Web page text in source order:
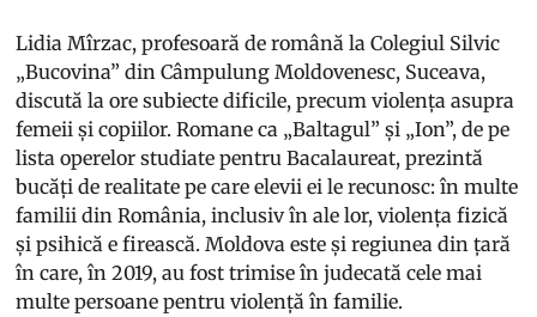
Lidia Mîrzac, profesoară de română la Colegiul Silvic
„Bucovina” din Câmpulung Moldovenesc, Suceava,
discută la ore subiecte dificile, precum violența asupra
femeii și copiilor. Romane ca „Baltagul” și „Ion”, de pe
lista operelor studiate pentru Bacalaureat, prezintă
bucăți de realitate pe care elevii ei le recunosc: în multe
familii din România, inclusiv în ale lor, violența fizică
și psihică e firească. Moldova este și regiunea din țară
în care, în 2019, au fost trimise în judecată cele mai
multe persoane pentru violență în familie.